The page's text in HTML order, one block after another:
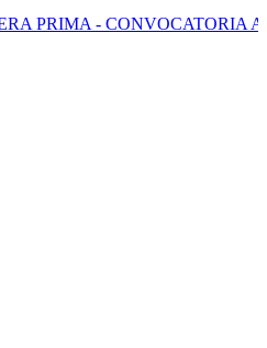
PRIMA - CONVOCATORIA